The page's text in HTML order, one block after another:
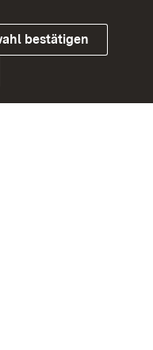
bestätigen